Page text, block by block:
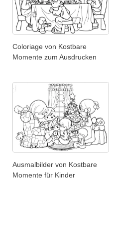
Coloriage von Kostbare
Momente zum Ausdrucken
Ausmalbilder von Kostbare
Momente für Kinder